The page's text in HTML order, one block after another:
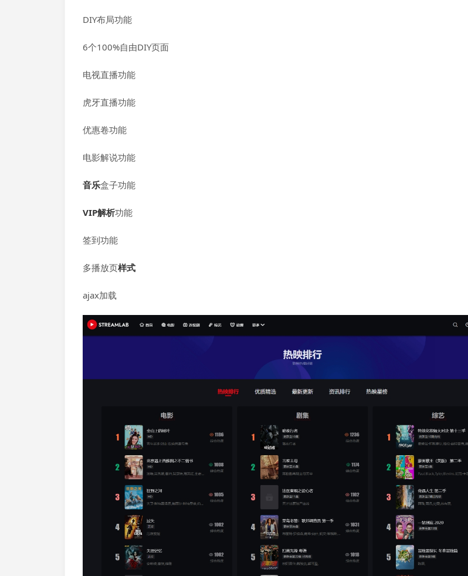
DIY布局功能
6个100%自由DIY页面
电视直播功能
虎牙直播功能
优惠卷功能
电影解说功能
音乐盒子功能
VIP解析功能
签到功能
多播放页样式
ajax加载